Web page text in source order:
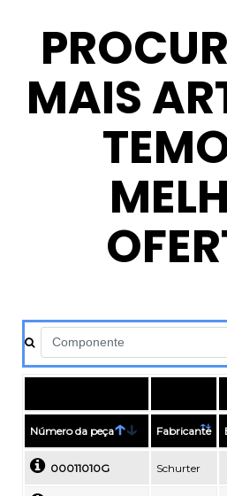
MAIS
Número da peça Fabricante
00011010G Schurter